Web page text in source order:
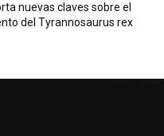
nuevas claves sobre el
del Tyrannosaurus rex